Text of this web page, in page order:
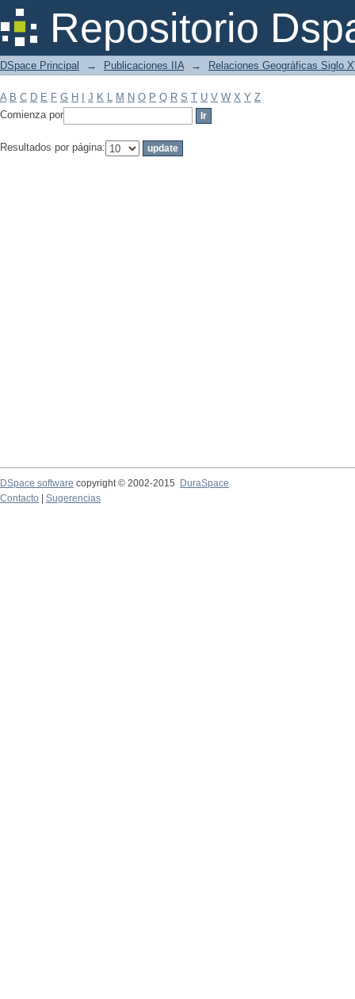
Repositorio
Filtrar por: Materia
DSpace Principal → Publicaciones IIA → Relaciones Geográficas Siglo
A B C D E F G H J K L M N O P Q R S T U V W X Y Z
Comienza por
Resultados por página:
DSpace software copyright © 2002-2015
DuraSpace
Contacto
Sugerencias